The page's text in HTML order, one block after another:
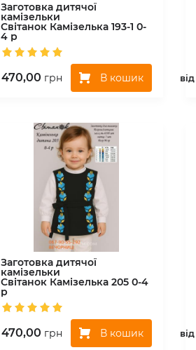
Заготовка дитячої
камізельки
Світанок Камізелька 193-1 0-
4 р
470,00 грн В кошик вiд
Заготовка дитячої
камізельки
Світанок Камізелька 205 0-4
р
470,00 грн В кошик вiд